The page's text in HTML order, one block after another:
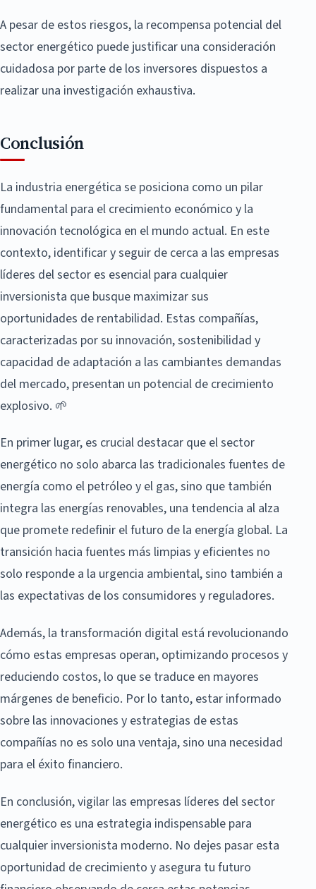
A pesar de estos riesgos, la recompensa potencial del
sector energético puede justificar una consideración
cuidadosa por parte de los inversores dispuestos a
realizar una investigación exhaustiva.
Conclusión
La industria energética se posiciona como un pilar
fundamental para el crecimiento económico y la
innovación tecnológica en el mundo actual. En este
contexto, identificar y seguir de cerca a las empresas
líderes del sector es esencial para cualquier
inversionista que busque maximizar sus
oportunidades de rentabilidad. Estas compañías,
caracterizadas por su innovación, sostenibilidad y
capacidad de adaptación a las cambiantes demandas
del mercado, presentan un potencial de crecimiento
explosivo. 🌱
En primer lugar, es crucial destacar que el sector
energético no solo abarca las tradicionales fuentes de
energía como el petróleo y el gas, sino que también
integra las energías renovables, una tendencia al alza
que promete redefinir el futuro de la energía global. La
transición hacia fuentes más limpias y eficientes no
solo responde a la urgencia ambiental, sino también a
las expectativas de los consumidores y reguladores.
Además, la transformación digital está revolucionando
cómo estas empresas operan, optimizando procesos y
reduciendo costos, lo que se traduce en mayores
márgenes de beneficio. Por lo tanto, estar informado
sobre las innovaciones y estrategias de estas
compañías no es solo una ventaja, sino una necesidad
para el éxito financiero.
En conclusión, vigilar las empresas líderes del sector
energético es una estrategia indispensable para
cualquier inversionista moderno. No dejes pasar esta
oportunidad de crecimiento y asegura tu futuro